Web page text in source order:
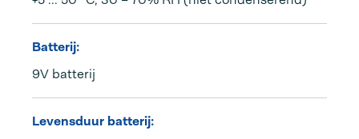
Batterij:
9V batterij
Levensduur batterij: